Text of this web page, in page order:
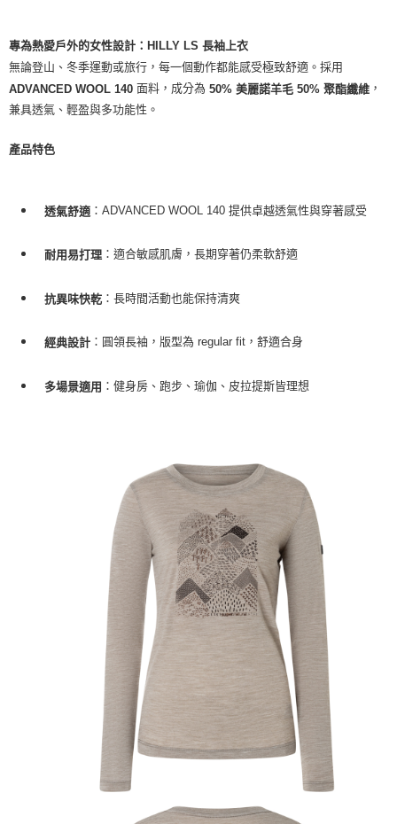
每筆NT$100，滿NT$2,000(含以上)免運費
一般宅配
每筆NT$100，滿NT$2,000(含以上)免運費
專為熱愛戶外的女性設計：HILLY LS 長袖上衣
無論登山、冬季運動或旅行，每一個動作都能感受極致舒適。採用
ADVANCED WOOL 140 面料，成分為 50% 美麗諾羊毛 50% 聚酯纖維 ，
兼具透氣、輕盈與多功能性。
產品特色
透氣舒適 ：ADVANCED WOOL 140 提供卓越透氣性與穿著感受
耐用易打理 ：適合敏感肌膚，長期穿著仍柔軟舒適
抗異味快乾 ：長時間活動也能保持清爽
經典設計 ：圓領長袖，版型為 regular fit，舒適合身
多場景適用 ：健身房、跑步、瑜伽、皮拉提斯皆理想